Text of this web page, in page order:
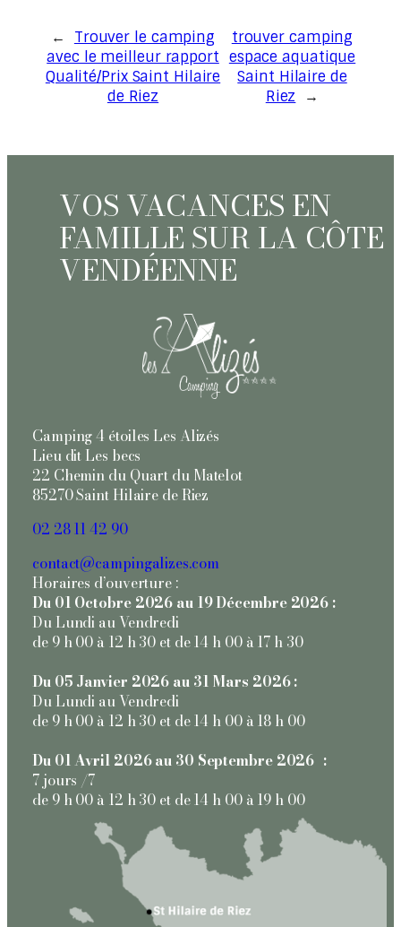
←
Trouver le camping
avec le meilleur rapport
Qualité/Prix Saint Hilaire
de Riez
trouver camping
espace aquatique
Saint Hilaire de
Riez
→
VOS VACANCES EN
FAMILLE SUR LA CÔTE
VENDÉENNE
Camping 4 étoiles Les Alizés
Lieu dit Les becs
22 Chemin du Quart du Matelot
85270 Saint Hilaire de Riez
02 28 11 42 90
contact@campingalizes.com
Horaires d’ouverture :
Du 01 Octobre 2026 au 19 Décembre 2026 :
Du Lundi au Vendredi
de 9 h 00 à 12 h 30 et de 14 h 00 à 17 h 30
Du 05 Janvier 2026 au 31 Mars 2026 :
Du Lundi au Vendredi
de 9 h 00 à 12 h 30 et de 14 h 00 à 18 h 00
Du 01 Avril 2026 au 30 Septembre 2026 :
7 jours /7
de 9 h 00 à 12 h 30 et de 14 h 00 à 19 h 00